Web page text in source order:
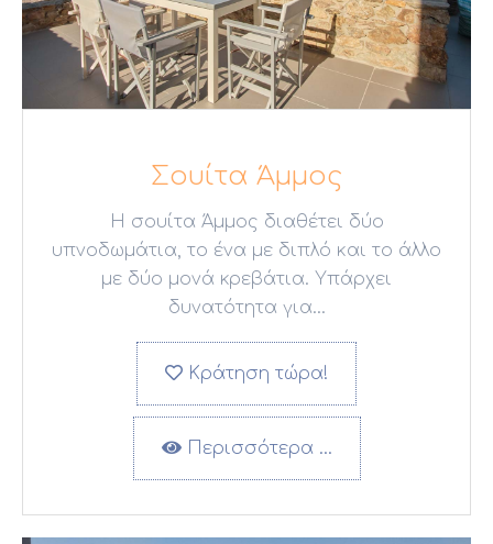
Σουίτα Άμμος
Η σουίτα Άμμος διαθέτει δύο
υπνοδωμάτια, το ένα με διπλό και το άλλο
με δύο μονά κρεβάτια. Υπάρχει
δυνατότητα για...
Κράτηση τώρα!
Περισσότερα …